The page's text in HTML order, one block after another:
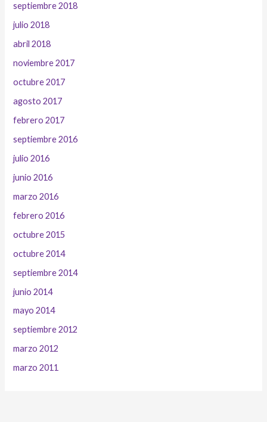
septiembre 2018
julio 2018
abril 2018
noviembre 2017
octubre 2017
agosto 2017
febrero 2017
septiembre 2016
julio 2016
junio 2016
marzo 2016
febrero 2016
octubre 2015
octubre 2014
septiembre 2014
junio 2014
mayo 2014
septiembre 2012
marzo 2012
marzo 2011